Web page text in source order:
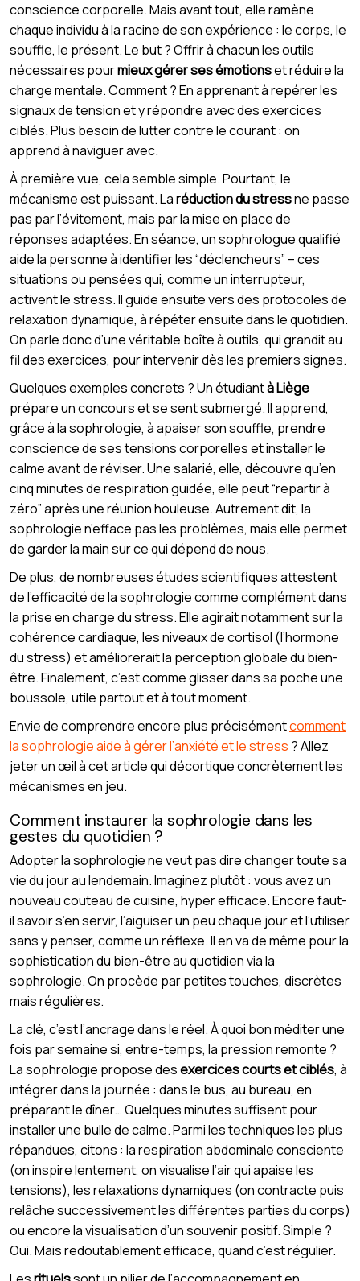
conscience corporelle. Mais avant tout, elle ramène
chaque individu à la racine de son expérience : le corps, le
souffle, le présent. Le but ? Offrir à chacun les outils
nécessaires pourmieux gérer ses émotionset réduire la
charge mentale. Comment ? En apprenant à repérer les
signaux de tension et y répondre avec des exercices
ciblés. Plus besoin de lutter contre le courant : on
apprend à naviguer avec.
À première vue, cela semble simple. Pourtant, le
mécanisme est puissant. Laréduction du stressne passe
pas par l’évitement, mais par la mise en place de
réponses adaptées. En séance, un sophrologue qualifié
aide la personne à identifier les “déclencheurs” – ces
situations ou pensées qui, comme un interrupteur,
activent le stress. Il guide ensuite vers des protocoles de
relaxation dynamique, à répéter ensuite dans le quotidien.
On parle donc d’une véritable boîte à outils, qui grandit au
fil des exercices, pour intervenir dès les premiers signes.
Quelques exemples concrets ? Un étudiantà Liège
prépare un concours et se sent submergé. Il apprend,
grâce à la sophrologie, à apaiser son souffle, prendre
conscience de ses tensions corporelles et installer le
calme avant de réviser. Une salarié, elle, découvre qu’en
cinq minutes de respiration guidée, elle peut “repartir à
zéro” après une réunion houleuse. Autrement dit, la
sophrologie n’efface pas les problèmes, mais elle permet
de garder la main sur ce qui dépend de nous.
De plus, de nombreuses études scientifiques attestent
de l’efficacité de la sophrologie comme complément dans
la prise en charge du stress. Elle agirait notamment sur la
cohérence cardiaque, les niveaux de cortisol (l’hormone
du stress) et améliorerait la perception globale du bien-
être. Finalement, c’est comme glisser dans sa poche une
boussole, utile partout et à tout moment.
Envie de comprendre encore plus précisémentcomment
la sophrologie aide à gérer l’anxiété et le stress ? Allez
jeter un œil à cet article qui décortique concrètement les
mécanismes en jeu.
Comment instaurer la sophrologie dans les
gestes du quotidien ?
Adopter la sophrologie ne veut pas dire changer toute sa
vie du jour au lendemain. Imaginez plutôt : vous avez un
nouveau couteau de cuisine, hyper efficace. Encore faut-
il savoir s’en servir, l’aiguiser un peu chaque jour et l’utiliser
sans y penser, comme un réflexe. Il en va de même pour la
sophistication du bien-être au quotidien via la
sophrologie. On procède par petites touches, discrètes
mais régulières.
La clé, c’est l’ancrage dans le réel. À quoi bon méditer une
fois par semaine si, entre-temps, la pression remonte ?
La sophrologie propose desexercices courts et ciblés, à
intégrer dans la journée : dans le bus, au bureau, en
préparant le dîner… Quelques minutes suffisent pour
installer une bulle de calme. Parmi les techniques les plus
répandues, citons : la respiration abdominale consciente
(on inspire lentement, on visualise l’air qui apaise les
tensions), les relaxations dynamiques (on contracte puis
relâche successivement les différentes parties du corps)
ou encore la visualisation d’un souvenir positif. Simple ?
Oui. Mais redoutablement efficace, quand c’est régulier.